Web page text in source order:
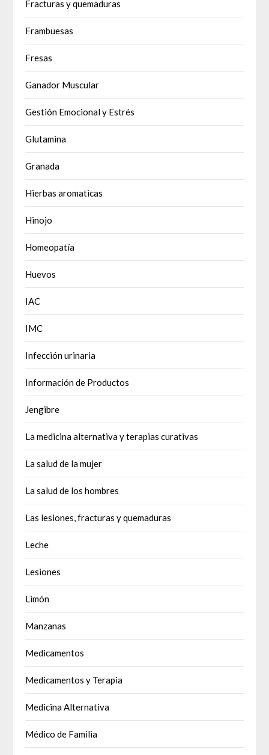
Fracturas y quemaduras
Frambuesas
Fresas
Ganador Muscular
Gestión Emocional y Estrés
Glutamina
Granada
Hierbas aromaticas
Hinojo
Homeopatía
Huevos
IAC
IMC
Infección urinaria
Información de Productos
Jengibre
La medicina alternativa y terapias curativas
La salud de la mujer
La salud de los hombres
Las lesiones, fracturas y quemaduras
Leche
Lesiones
Limón
Manzanas
Medicamentos
Medicamentos y Terapia
Medicina Alternativa
Médico de Familia